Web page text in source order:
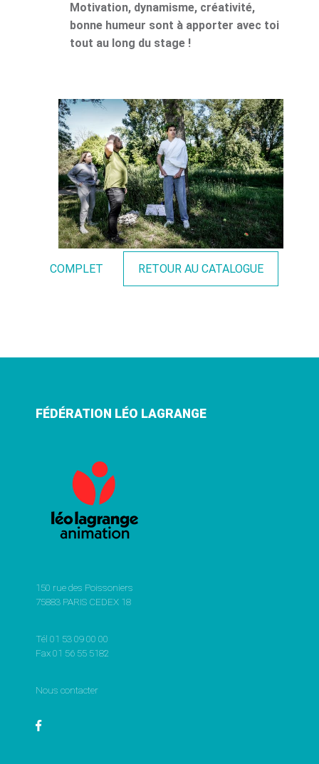
Motivation, dynamisme, créativité,
bonne humeur sont à apporter avec toi
tout au long du stage !
COMPLET RETOUR AU CATALOGUE
FÉDÉRATION LÉO LAGRANGE
150 rue des Poissoniers
75883 PARIS CEDEX 18
Tél 01 53 09 00 00
Fax 01 56 55 5182
Nous contacter